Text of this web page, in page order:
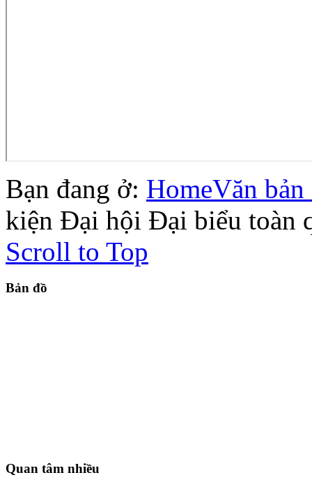
Bạn đang ở: HomeVăn
kiện Đại hội Đại biểu toàn
Scroll to Top
Bản đồ
Quan tâm nhiều